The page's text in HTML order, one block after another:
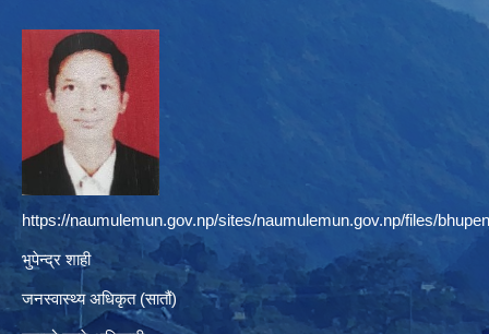
https://naumulemun.gov.np/sites/naumulemun.gov.np/files/
भुपेन्द्र शाही
जनस्वास्थ्य अधिकृत (सातौं)